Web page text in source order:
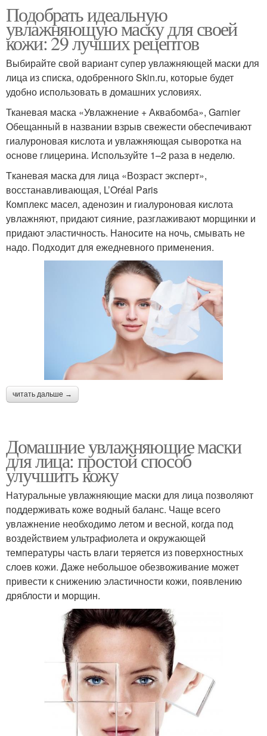
Подобрать идеальную
увлажняющую маску для своей
кожи: 29 лучших рецептов
Выбирайте свой вариант супер увлажняющей маски для
лица из списка, одобренного Skin.ru, которые будет
удобно использовать в домашних условиях.
Тканевая маска «Увлажнение + Аквабомба», Garnier
Обещанный в названии взрыв свежести обеспечивают
гиалуроновая кислота и увлажняющая сыворотка на
основе глицерина. Используйте 1–2 раза в неделю.
Tканевая маска для лица «Возраст эксперт»,
восстанавливающая, L’Oréal Paris
Комплекс масел, аденозин и гиалуроновая кислота
увлажняют, придают сияние, разглаживают морщинки и
придают эластичность. Наносите на ночь, смывать не
надо. Подходит для ежедневного применения.
читать дальше →
Домашние увлажняющие маски
для лица: простой способ
улучшить кожу
Натуральные увлажняющие маски для лица позволяют
поддерживать коже водный баланс. Чаще всего
увлажнение необходимо летом и весной, когда под
воздействием ультрафиолета и окружающей
температуры часть влаги теряется из поверхностных
слоев кожи. Даже небольшое обезвоживание может
привести к снижению эластичности кожи, появлению
дряблости и морщин.